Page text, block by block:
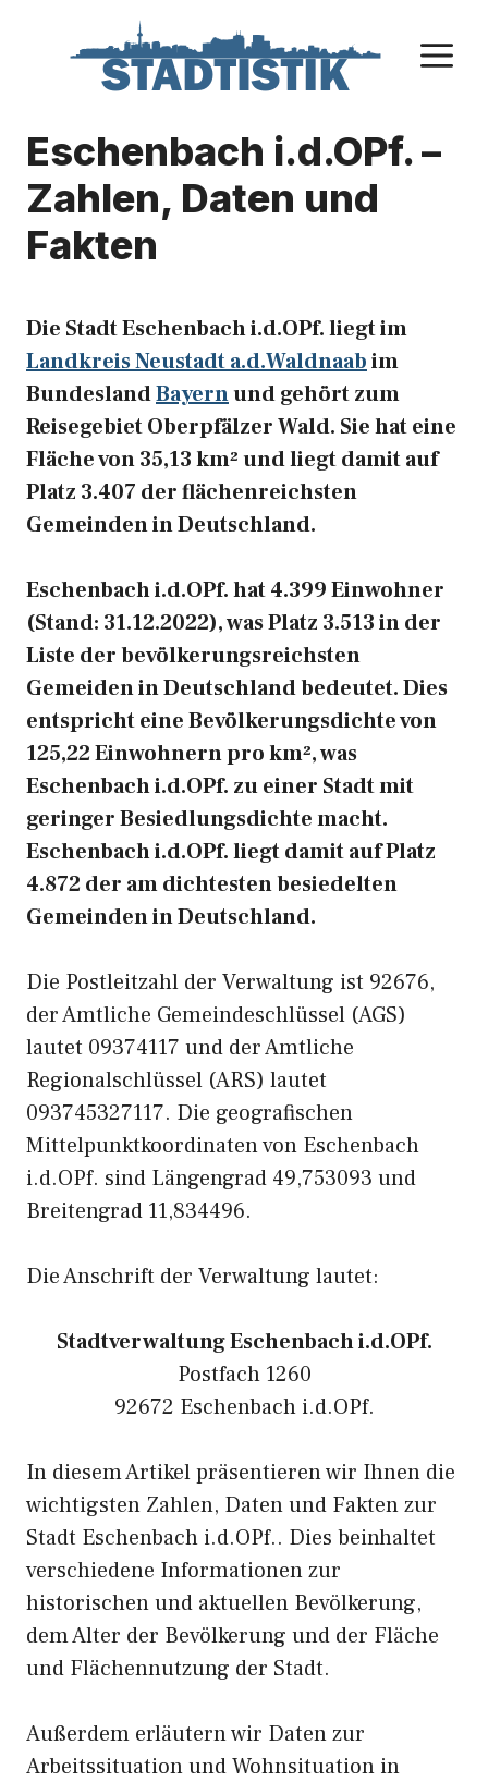
Eschenbach i.d.OPf. –
Zahlen, Daten und
Fakten
Die Stadt Eschenbach i.d.OPf. liegt im
Landkreis Neustadt a.d.Waldnaabim
BundeslandBayernund gehört zum
Reisegebiet Oberpfälzer Wald. Sie hat eine
Fläche von 35,13 km² und liegt damit auf
Platz 3.407 der flächenreichsten
Gemeinden in Deutschland.
Eschenbach i.d.OPf. hat 4.399 Einwohner
(Stand: 31.12.2022), was Platz 3.513 in der
Liste der bevölkerungsreichsten
Gemeiden in Deutschland bedeutet. Dies
entspricht eine Bevölkerungsdichte von
125,22 Einwohnern pro km², was
Eschenbach i.d.OPf. zu einer Stadt mit
geringer Besiedlungsdichte macht.
Eschenbach i.d.OPf. liegt damit auf Platz
4.872 der am dichtesten besiedelten
Gemeinden in Deutschland.
Die Postleitzahl der Verwaltung ist 92676,
der Amtliche Gemeindeschlüssel (AGS)
lautet 09374117 und der Amtliche
Regionalschlüssel (ARS) lautet
093745327117. Die geografischen
Mittelpunktkoordinaten von Eschenbach
i.d.OPf. sind Längengrad 49,753093 und
Breitengrad 11,834496.
Die Anschrift der Verwaltung lautet:
Stadtverwaltung Eschenbach i.d.OPf.
Postfach 1260
92672 Eschenbach i.d.OPf.
In diesem Artikel präsentieren wir Ihnen die
wichtigsten Zahlen, Daten und Fakten zur
Stadt Eschenbach i.d.OPf.. Dies beinhaltet
verschiedene Informationen zur
historischen und aktuellen Bevölkerung,
dem Alter der Bevölkerung und der Fläche
und Flächennutzung der Stadt.
Außerdem erläutern wir Daten zur
Arbeitssituation und Wohnsituation in